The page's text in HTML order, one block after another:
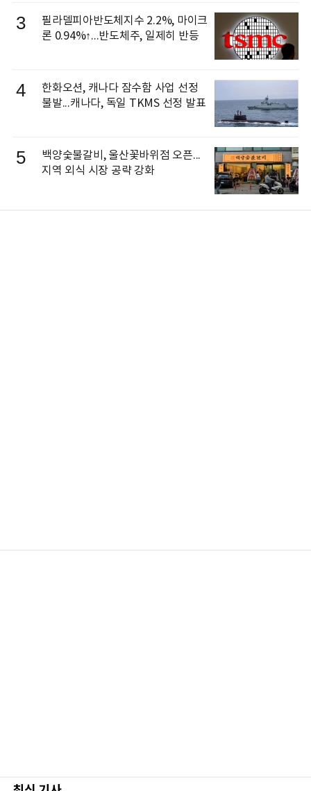
3
필라델피아반도체지수 2.2%, 마이크
론 0.94%↑...반도체주, 일제히 반등
4
한화오션, 캐나다 잠수함 사업 선정
불발...캐나다, 독일 TKMS 선정 발표
5
백양숯불갈비, 울산꽃바위점 오픈...
지역 외식 시장 공략 강화